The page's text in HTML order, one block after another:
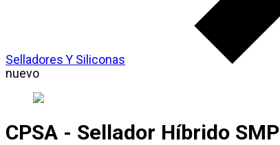
Selladores Y Siliconas
nuevo
CPSA - Sellador Híbrido SMP